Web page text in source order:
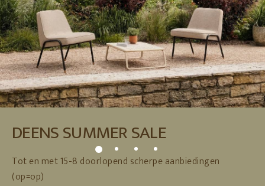
DEENS SUMMER SALE
Tot en met 15-8 doorlopend scherpe aanbiedingen
(op=op)